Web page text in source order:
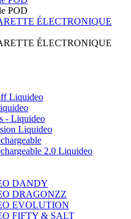
POD
ÉLECTRONIQUE
ÉLECTRONIQUE
Liquideo
- Liquideo
Liquideo
2.0 Liquideo
DANDY
DRAGONZZ
EVOLUTION
FIFTY & SALT